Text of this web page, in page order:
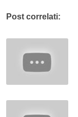
Post correlati: